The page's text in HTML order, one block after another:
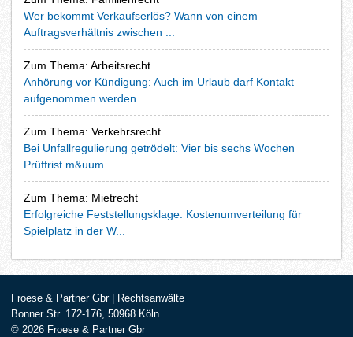
Wer bekommt Verkaufserlös? Wann von einem
Auftragsverhältnis zwischen ...
Zum Thema: Arbeitsrecht
Anhörung vor Kündigung: Auch im Urlaub darf Kontakt
aufgenommen werden...
Zum Thema: Verkehrsrecht
Bei Unfallregulierung getrödelt: Vier bis sechs Wochen
Prüffrist m&uum...
Zum Thema: Mietrecht
Erfolgreiche Feststellungsklage: Kostenumverteilung für
Spielplatz in der W...
Froese & Partner Gbr | Rechtsanwälte
Bonner Str. 172-176, 50968 Köln
© 2026 Froese & Partner Gbr